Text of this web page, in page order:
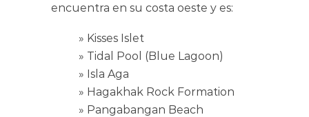
encuentra en su costa oeste y es:
» Kisses Islet
» Tidal Pool (Blue Lagoon)
» Isla Aga
» Hagakhak Rock Formation
» Pangabangan Beach